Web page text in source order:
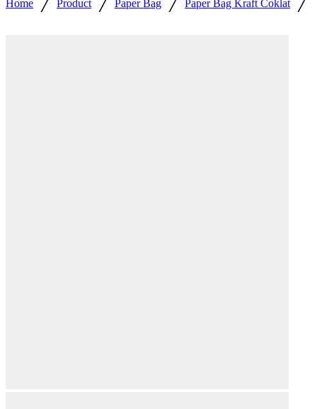
Home Product Paper Bag Paper Bag Kraft Coklat